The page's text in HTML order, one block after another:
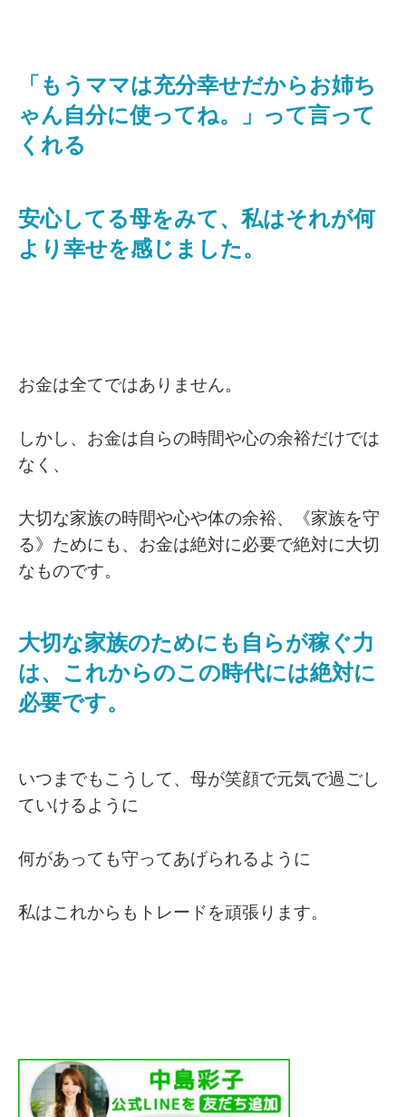
「もうママは充分幸せだからお姉ち
ゃん自分に使ってね。」って言って
くれる
安心してる母をみて、私はそれが何
より幸せを感じました。
お金は全てではありません。
しかし、お金は自らの時間や心の余裕だけでは
なく、
大切な家族の時間や心や体の余裕、《家族を守
る》ためにも、お金は絶対に必要で絶対に大切
なものです。
大切な家族のためにも自らが稼ぐ力
は、これからのこの時代には絶対に
必要です。
いつまでもこうして、母が笑顔で元気で過ごし
ていけるように
何があっても守ってあげられるように
私はこれからもトレードを頑張ります。